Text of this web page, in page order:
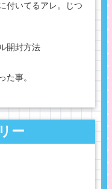
付いてるアレ。じつ
開封方法
た事。
ー